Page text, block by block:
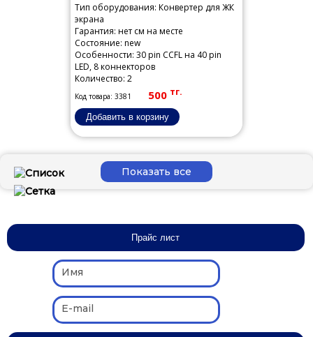
Тип оборудования: Конвертер для ЖК
экрана
Гарантия: нет см на месте
Состояние: new
Особенности: 30 pin CCFL на 40 pin
LED, 8 коннекторов
Количество: 2
Код товара: 3381 500 тг.